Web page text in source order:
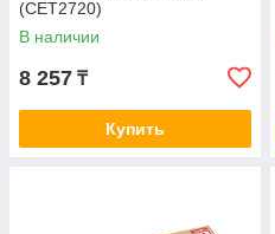
(CET2720)
В наличии
8 257 ₸
Купить